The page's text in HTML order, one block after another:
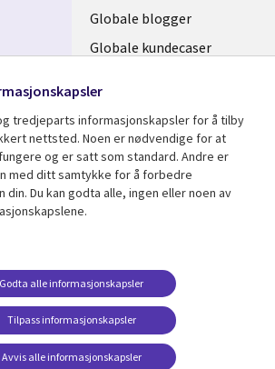
NORWAY
Globale blogger
Globale kundecaser
Support
NORWAY
Accessibility
Web privacy
Senter for
tredjeparts informasjonskapsler for å tilby
nettsted. Noen er nødvendige for at
og er satt som standard. Andre er
med ditt samtykke for å forbedre
Du kan godta alle, ingen eller noen av
Tilpass informasjonskapsler
Godta alle informasjonskapsler
Avvis alle informasjonskapsler